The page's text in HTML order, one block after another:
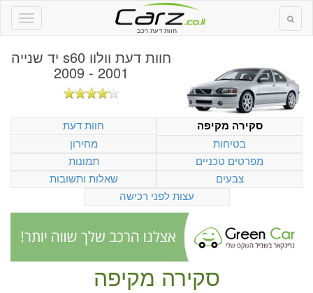
חוות דעת רכב
חוות דעת וולוו s60 יד שנייה
2001 - 2009
סקירה מקיפה
חוות דעת
בטיחות
מחירון
מפרטים טכניים
תמונות
צבעים
שאלות ותשובות
עצות לפני רכישה
סקירה מקיפה